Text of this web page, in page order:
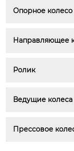
Опорное колесо
Направляющее
Ролик
Ведущие колеса
Прессовое